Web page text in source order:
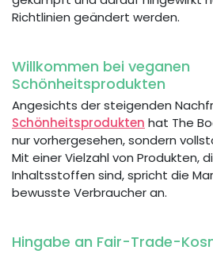
Richtlinien geändert werden.
Willkommen bei veganen
Schönheitsprodukten
Angesichts der steigenden
Schönheitsprodukten hat The
nur vorhergesehen, sondern
Mit einer Vielzahl von Produkten,
Inhaltsstoffen sind, spricht die
bewusste Verbraucher an.
Hingabe an Fair-Trade-